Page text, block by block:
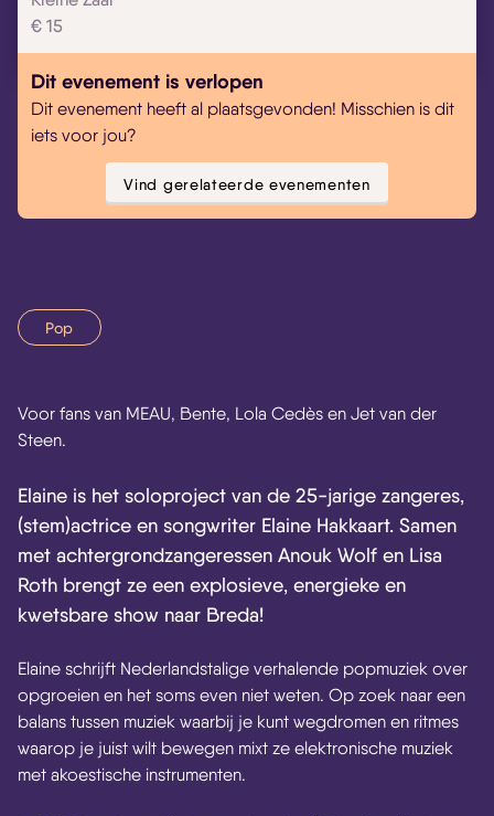
€ 15
Dit evenement is verlopen
Dit evenement heeft al plaatsgevonden! Misschien is dit
iets voor jou?
Vind gerelateerde evenementen
Pop
Voor fans van MEAU, Bente, Lola Cedès en Jet van der
Steen.
Elaine is het soloproject van de 25-jarige zangeres,
(stem)actrice en songwriter Elaine Hakkaart. Samen
met achtergrondzangeressen Anouk Wolf en Lisa
Roth brengt ze een explosieve, energieke en
kwetsbare show naar Breda!
Elaine schrijft Nederlandstalige verhalende popmuziek over
opgroeien en het soms even niet weten. Op zoek naar een
balans tussen muziek waarbij je kunt wegdromen en ritmes
waarop je juist wilt bewegen mixt ze elektronische muziek
met akoestische instrumenten.